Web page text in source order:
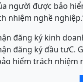
người được bảo
nhiệm nghề
đăng ký kinh
đăng ký đầu tưC.
hiểm trách nhiệm